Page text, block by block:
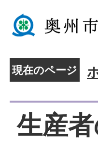
現在のページ
生産